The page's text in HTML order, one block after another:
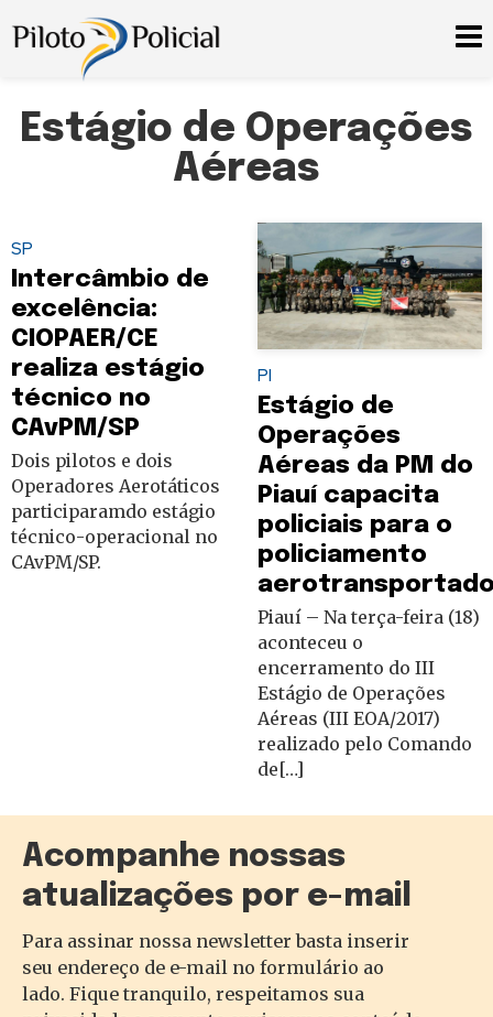
Estágio de Operações
Aéreas
SP
Intercâmbio de
excelência:
CIOPAER/CE
realiza estágio
técnico no
CAvPM/SP
Dois pilotos e dois
Operadores Aerotáticos
participaramdo estágio
técnico-operacional no
CAvPM/SP.
PI
Estágio de
Operações
Aéreas da PM do
Piauí capacita
policiais para o
policiamento
Piauí – Na terça-feira (18)
aconteceu o
encerramento do III
Estágio de Operações
Aéreas (III EOA/2017)
realizado pelo Comando
de[…]
Acompanhe nossas
atualizações por e-mail
Para assinar nossa newsletter basta inserir
seu endereço de e-mail no formulário ao
lado. Fique tranquilo, respeitamos sua